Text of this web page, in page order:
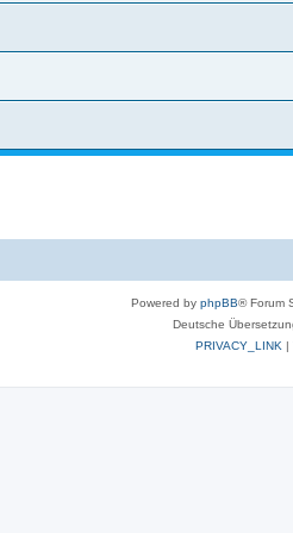
Powered by phpBB® Forum
Deutsche
PRIVACY_LINK |